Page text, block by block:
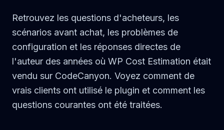
🇫🇷
Retrouvez les questions d'acheteurs, les
scénarios avant achat, les problèmes de
configuration et les réponses directes de
l'auteur des années où WP Cost Estimation était
vendu sur CodeCanyon. Voyez comment de
vrais clients ont utilisé le plugin et comment les
questions courantes ont été traitées.